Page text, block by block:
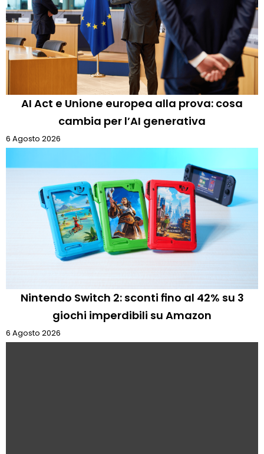
AI Act e Unione europea alla prova: cosa
cambia per l’AI generativa
6 Agosto 2026
Nintendo Switch 2: sconti fino al 42% su 3
giochi imperdibili su Amazon
6 Agosto 2026